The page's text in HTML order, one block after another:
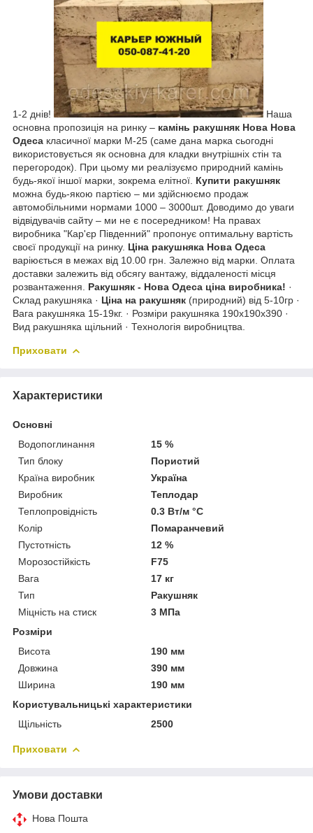
1-2 днів!
Наша
основна пропозиція на ринку – камінь ракушняк Нова Нова
Одеса класичної марки М-25 (саме дана марка сьогодні
використовується як основна для кладки внутрішніх стін та
перегородок). При цьому ми реалізуємо природний камінь
будь-якої іншої марки, зокрема елітної. Купити ракушняк
можна будь-якою партією – ми здійснюємо продаж
автомобільними нормами 1000 – 3000шт. Доводимо до уваги
відвідувачів сайту – ми не є посередником! На правах
виробника "Кар'єр Південний" пропонує оптимальну вартість
своєї продукції на ринку. Ціна ракушняка Нова Одеса
варіюється в межах від 10.00 грн. Залежно від марки. Оплата
доставки залежить від обсягу вантажу, віддаленості місця
розвантаження. Ракушняк - Нова Одеса ціна виробника! ·
Склад ракушняка · Ціна на ракушняк (природний) від 5-10гр ·
Вага ракушняка 15-19кг. · Розміри ракушняка 190х190х390 ·
Вид ракушняка щільний · Технологія виробництва.
Приховати
Характеристики
Основні
Водопоглинання
15 %
Тип блоку
Пористий
Країна виробник
Україна
Виробник
Теплодар
Теплопровідність
0.3 Вт/м °С
Колір
Помаранчевий
Пустотність
12 %
Морозостійкість
F75
Вага
17 кг
Тип
Ракушняк
Міцність на стиск
3 МПа
Розміри
Висота
190 мм
Довжина
390 мм
Ширина
190 мм
Користувальницькі характеристики
Щільність
2500
Приховати
Умови доставки
Нова Пошта